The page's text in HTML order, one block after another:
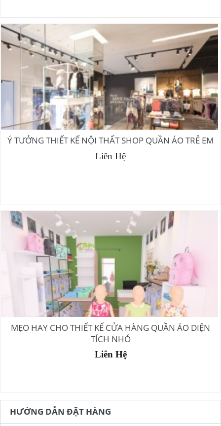
Ý TƯỞNG THIẾT KẾ NỘI THẤT SHOP QUẦN ÁO TRẺ EM
Liên Hệ
MẸO HAY CHO THIẾT KẾ CỬA HÀNG QUẦN ÁO DIỆN
TÍCH NHỎ
Liên Hệ
HƯỚNG DẪN ĐẶT HÀNG